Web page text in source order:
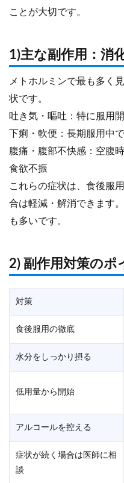
ことが大切です。
1)主な副作用：消
メトホルミンで最も多く
状です。
吐き気・嘔吐：特に服用
下痢・軟便：長期服用中
腹痛・腹部不快感：空腹
食欲不振
これらの症状は、食後服
合は軽減・解消できます
も多いです。
2) 副作用対策のポ
対策
食後服用の徹底
水分をしっかり摂る
低用量から開始
アルコールを控える
症状が続く場合は医師に相
談